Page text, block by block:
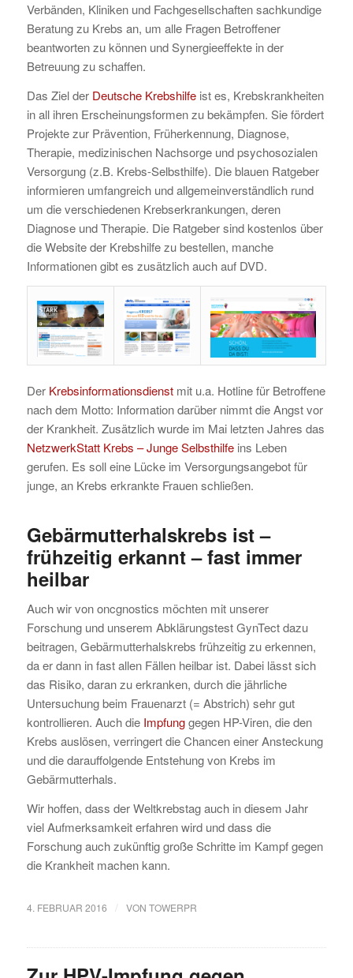
Verbänden, Kliniken und Fachgesellschaften sachkundige
Beratung zu Krebs an, um alle Fragen Betroffener
beantworten zu können und Synergieeffekte in der
Betreuung zu schaffen.
Das Ziel der Deutsche Krebshilfeist es, Krebskrankheiten
in all ihren Erscheinungsformen zu bekämpfen. Sie fördert
Projekte zur Prävention, Früherkennung, Diagnose,
Therapie, medizinischen Nachsorge und psychosozialen
Versorgung (z.B. Krebs-Selbsthilfe). Die blauen Ratgeber
informieren umfangreich und allgemeinverständlich rund
um die verschiedenen Krebserkrankungen, deren
Diagnose und Therapie. Die Ratgeber sind kostenlos über
die Website der Krebshilfe zu bestellen, manche
Informationen gibt es zusätzlich auch auf DVD.
Der Krebsinformationsdienstmit u.a. Hotline für Betroffene
nach dem Motto: Information darüber nimmt die Angst vor
der Krankheit. Zusätzlich wurde im Mai letzten Jahres das
NetzwerkStatt Krebs – Junge Selbsthilfeins Leben
gerufen. Es soll eine Lücke im Versorgungsangebot für
junge, an Krebs erkrankte Frauen schließen.
Gebärmutterhalskrebs ist –
frühzeitig erkannt – fast immer
heilbar
Auch wir von oncgnostics möchten mit unserer
Forschung und unserem Abklärungstest GynTect dazu
beitragen, Gebärmutterhalskrebs frühzeitig zu erkennen,
da er dann in fast allen Fällen heilbar ist. Dabei lässt sich
das Risiko, daran zu erkranken, durch die jährliche
Untersuchung beim Frauenarzt (= Abstrich) sehr gut
kontrollieren. Auch die Impfunggegen HP-Viren, die den
Krebs auslösen, verringert die Chancen einer Ansteckung
und die darauffolgende Entstehung von Krebs im
Gebärmutterhals.
Wir hoffen, dass der Weltkrebstag auch in diesem Jahr
viel Aufmerksamkeit erfahren wird und dass die
Forschung auch zukünftig große Schritte im Kampf gegen
die Krankheit machen kann.
4. FEBRUAR 2016 / VON TOWERPR